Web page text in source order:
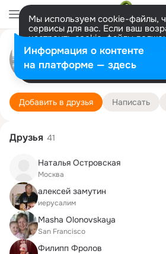
Мы используем cookie-файлы,
сервисы для вас. Если ваш
настроить cookie-файлы
представитель. Больше
Разрешить все Настроить
Лилия Подольная
Boston 29 ноября (51
Подробнее
Добавить в друзья Написать
Друзья 41
Наталья Островская
Москва
алексей замутин
иерусалим
Masha Olonovskaya
San Francisco
Филипп Фролов
Информация о контенте
на платформе — здесь